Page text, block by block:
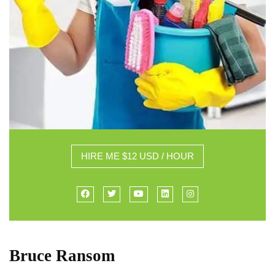
HIRE ME $12 USD / HOUR
Bruce Ransom